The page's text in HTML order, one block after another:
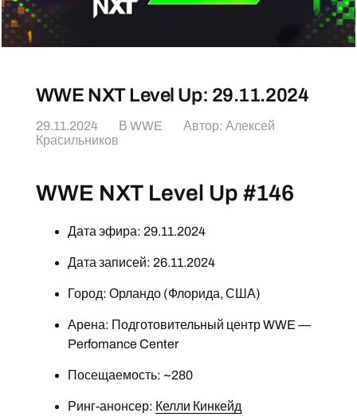
WWE NXT Level Up: 29.11.2024
29.11.2024 В WWE Автор: Алексей
Красильников
WWE NXT Level Up #146
Дата эфира: 29.11.2024
Дата записей: 26.11.2024
Город: Орландо (Флорида, США)
Арена: Подготовительный центр WWE —
Perfomance Center
Посещаемость: ~280
Ринг-анонсер: Келли Кинкейд